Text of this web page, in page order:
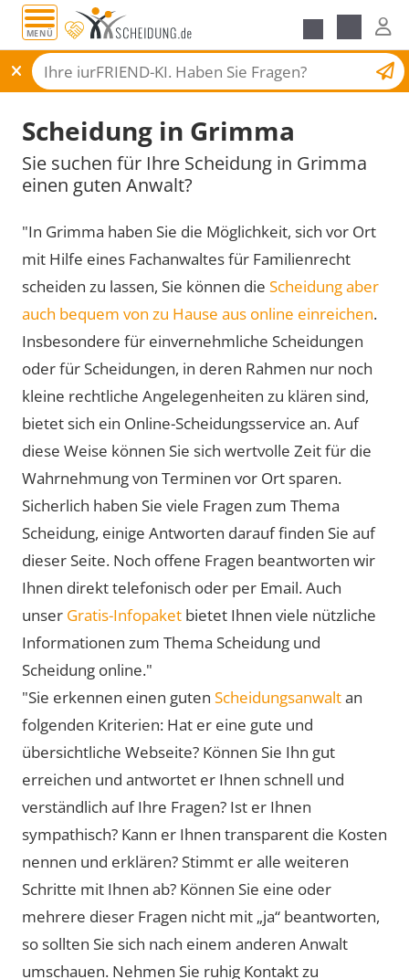
MENÜ
Scheidungsantrag
Scheidung in Grimma
Sie suchen für Ihre Scheidung in Grimma
einen guten Anwalt?
"In Grimma haben Sie die Möglichkeit, sich vor Ort
mit Hilfe eines Fachanwaltes für Familienrecht
scheiden zu lassen, Sie können die Scheidung aber
auch bequem von zu Hause aus online einreichen.
Insbesondere für einvernehmliche Scheidungen
oder für Scheidungen, in deren Rahmen nur noch
kleine rechtliche Angelegenheiten zu klären sind,
bietet sich ein Online-Scheidungsservice an. Auf
diese Weise können Sie sich wertvolle Zeit für die
Wahrnehmung von Terminen vor Ort sparen.
Sicherlich haben Sie viele Fragen zum Thema
Scheidung, einige Antworten darauf finden Sie auf
dieser Seite. Noch offene Fragen beantworten wir
Ihnen direkt telefonisch oder per Email. Auch
unser Gratis-Infopaket bietet Ihnen viele nützliche
Informationen zum Thema Scheidung und
Scheidung online."
"Sie erkennen einen guten Scheidungsanwaltan
folgenden Kriterien: Hat er eine gute und
übersichtliche Webseite? Können Sie Ihn gut
erreichen und antwortet er Ihnen schnell und
verständlich auf Ihre Fragen? Ist er Ihnen
sympathisch? Kann er Ihnen transparent die Kosten
nennen und erklären? Stimmt er alle weiteren
Schritte mit Ihnen ab? Können Sie eine oder
mehrere dieser Fragen nicht mit „ja“ beantworten,
so sollten Sie sich nach einem anderen Anwalt
umschauen. Nehmen Sie ruhig Kontakt zu